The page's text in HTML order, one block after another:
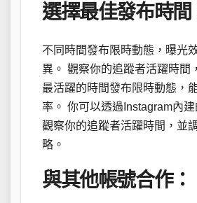
選擇最佳發布時間
不同時間發布限時動態，曝光
異。 觀察你的追蹤者活躍時間
最活躍的時間發布限時動態，
率。 你可以透過Instagram內建
觀察你的追蹤者活躍時間，並
略。
與其他帳號合作：